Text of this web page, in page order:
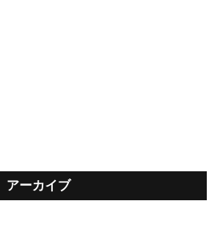
アーカイブ